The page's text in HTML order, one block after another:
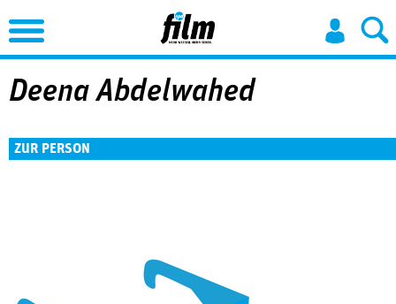
Jump to Navigation
Deena Abdelwahed
ZUR PERSON